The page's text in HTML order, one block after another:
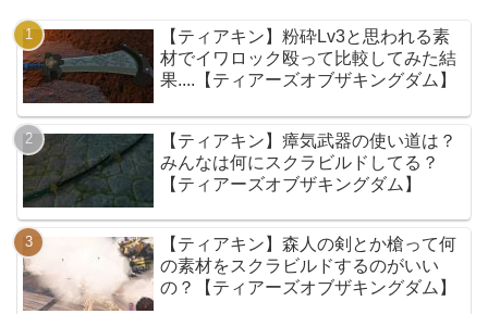
【ティアキン】粉砕Lv3と思われる素
材でイワロック殴って比較してみた結
果....【ティアーズオブザキングダム】
【ティアキン】瘴気武器の使い道は？
みんなは何にスクラビルドしてる？
【ティアーズオブザキングダム】
【ティアキン】森人の剣とか槍って何
の素材をスクラビルドするのがいい
の？【ティアーズオブザキングダム】